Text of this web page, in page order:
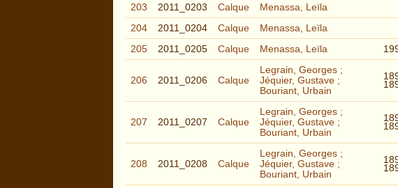
203
2011_0203 Calque Menassa, Leïla
204
2011_0204 Calque Menassa, Leïla
205
2011_0205 Calque Menassa, Leïla
206 2011_0206 Calque
Legrain, Georges ;
Jéquier, Gustave ;
Bouriant, Urbain
207 2011_0207 Calque
Legrain, Georges ;
Jéquier, Gustave ;
Bouriant, Urbain
208 2011_0208 Calque
Legrain, Georges ;
Jéquier, Gustave ;
Bouriant, Urbain